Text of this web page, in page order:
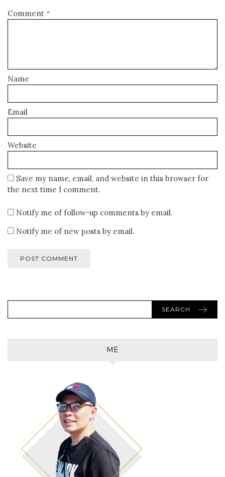
Comment *
Name
Email
Website
Save my name, email, and website in this browser for
the next time I comment.
Notify me of follow-up comments by email.
Notify me of new posts by email.
SEARCH
ME